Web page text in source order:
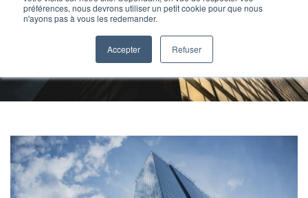
préférences, nous devrons utiliser un petit cookie pour que nous
n'ayons pas à vous les redemander.
Accepter Refuser
Défiscalisation immobilière des sociétés